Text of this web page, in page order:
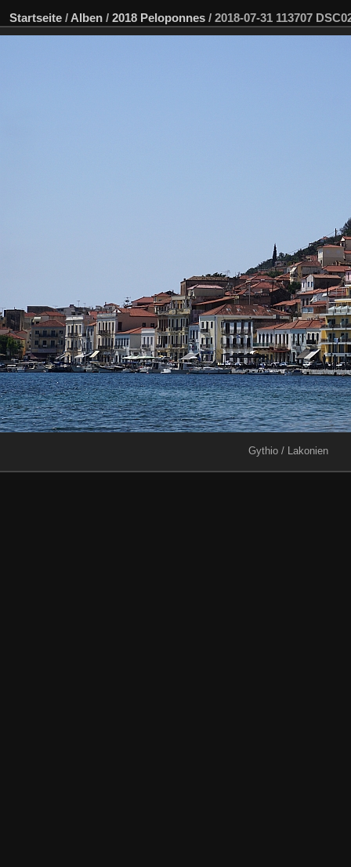
Startseite / Alben / 2018 Peloponnes / 2018-07-31 113707
Gythio / Lakonien